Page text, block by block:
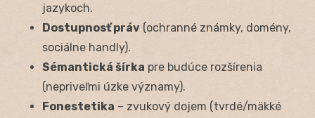
jazykoch.
Dostupnosť práv (ochranné známky, domény,
sociálne handly).
Sémantická šírka pre budúce rozšírenia
(nepriveľmi úzke významy).
Fonestetika – zvukový dojem (tvrdé/mäkké